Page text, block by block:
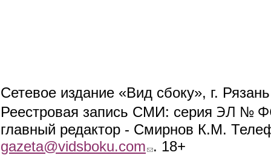
Сетевое издание «Вид сбоку», г.
Реестровая запись СМИ: серия ЭЛ №
главный редактор - Смирнов К.М.
gazeta@vidsboku.com (link sends e-mail)
. 18+